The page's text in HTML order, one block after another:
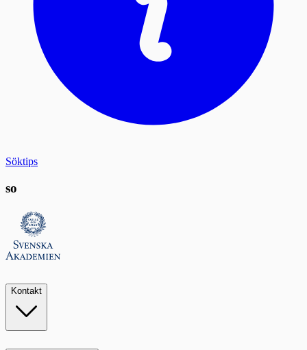
Söktips
so
Kontakt